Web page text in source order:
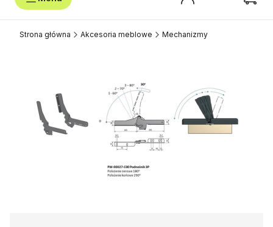
Strona główna Akcesoria meblowe Mechanizmy